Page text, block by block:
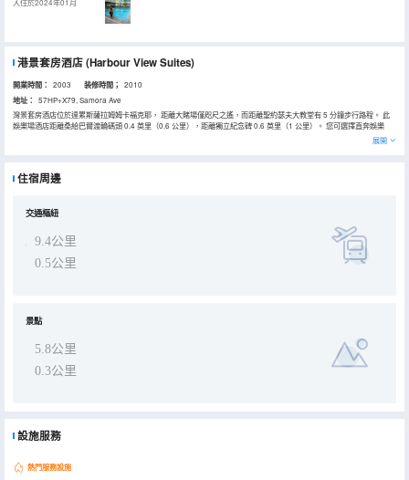
港景套房酒店(Harbour View Suites)
開業時間： 2003 装修時間； 2010
地址：
57HP+X79, Samora Ave
灣景套房酒店位於達累斯薩拉姆姆卡福克耶， 距離大賭場僅咫尺之遙，而距離聖約瑟夫大教堂有 5 分鐘步行路程。 此
娛樂場酒店距離桑給巴爾渡輪碼頭 0.4 英里（0.6 公里），距離獨立紀念碑 0.6 英里（1 公里）。 您可選擇直奔娛樂
場；或者先享受健身俱樂部和室外游泳池等其他度假設施，等到覺得好運降臨再去。此酒店的其他特色包括免費 WiFi、
24 小時往返機場班車，此外還提供免費自助停車。 有 106 間空調客房提供平板電視；您定能在旅途中找到家的舒適。
展開
住宿周邊
交通樞紐
9.4公里
0.5公里
景點
5.8公里
0.3公里
設施服務
熱門服務設施